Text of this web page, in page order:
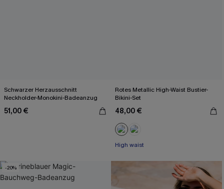
Schwarzer Herzausschnitt
Neckholder-Monokini-Badeanzug
51,00 €
Rotes Metallic High-Waist Bustier-
Bikini-Set
48,00 €
High waist
-20%